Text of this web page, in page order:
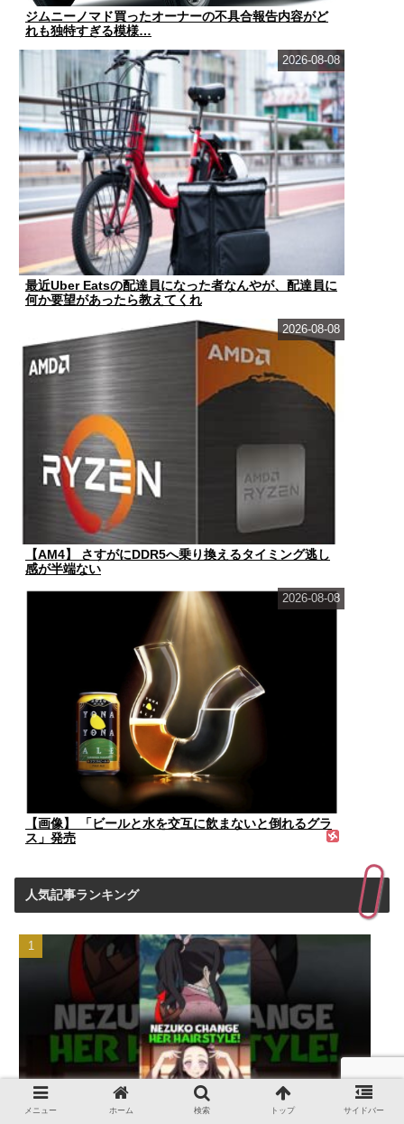
ジムニーノマド買ったオーナーの不具合報告内容がど
れも独特すぎる模様…
最近Uber Eatsの配達員になった者なんやが、配達員に
何か要望があったら教えてくれ
2026-08-08
【AM4】 さすがにDDR5へ乗り換えるタイミング逃し
感が半端ない
2026-08-08
【画像】 「ビールと水を交互に飲まないと倒れるグラ
ス」発売
2026-08-08
人気記事ランキング
メニュー ホーム 検索 トップ サイドバー